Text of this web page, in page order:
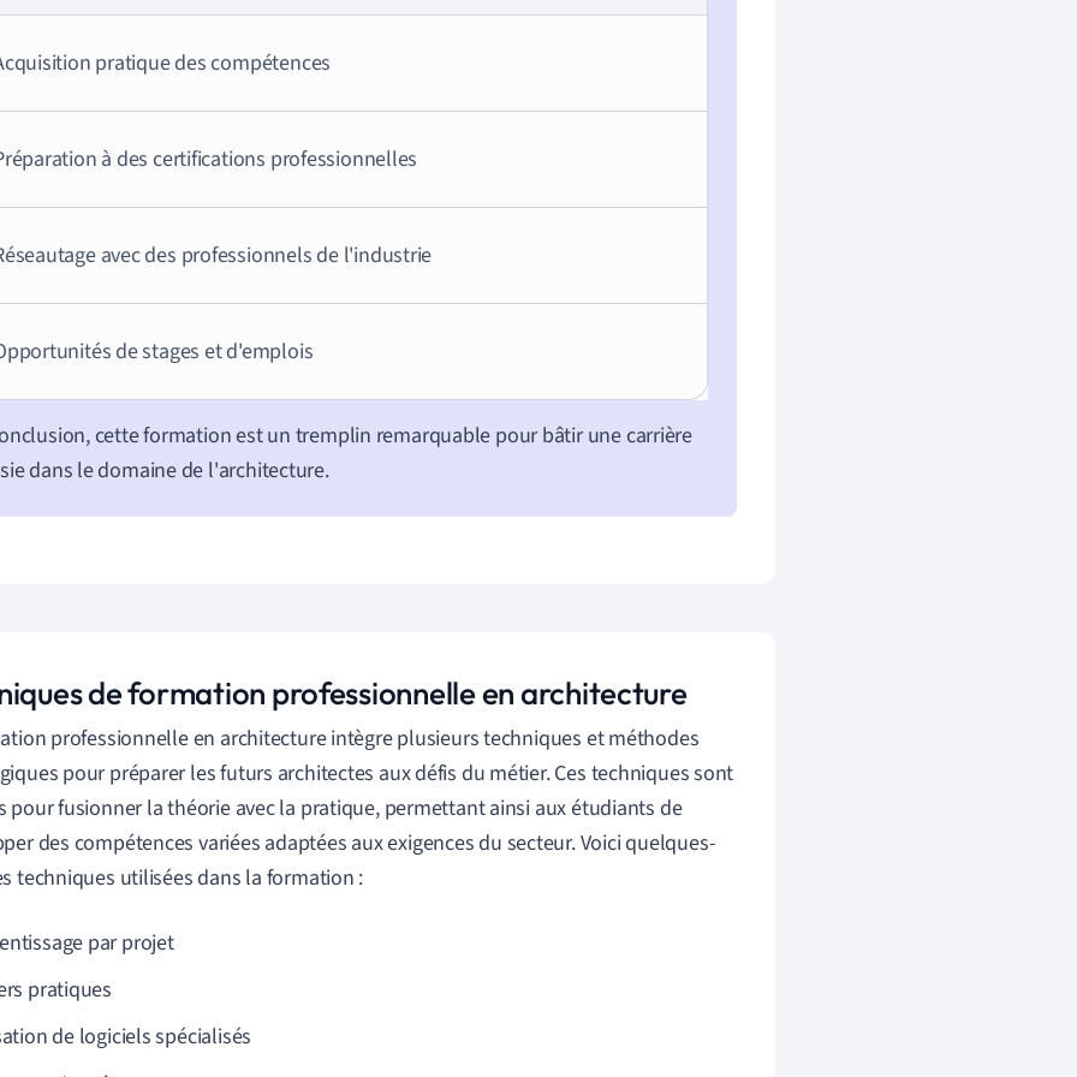
pratique des compétences
à des certifications professionnelles
avec des professionnels de l'industrie
de stages et d'emplois
cette formation est un tremplin remarquable pour bâtir une carrière
dans le domaine de l'architecture.
de formation professionnelle en architecture
professionnelle en architecture intègre plusieurs techniques et méthodes
pour préparer les futurs architectes aux défis du métier. Ces techniques sont
pour fusionner la théorie avec la pratique, permettant ainsi aux étudiants de
des compétences variées adaptées aux exigences du secteur. Voici quelques-
techniques utilisées dans la formation :
par projet
pratiques
de logiciels spécialisés